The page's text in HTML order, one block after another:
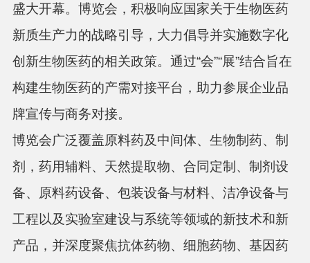
盛大开幕。博览会，积极响应国家关于生物医药
新质生产力的战略引导，大力倡导并实施数字化
创新生物医药的相关政策。通过“会”“展”结合旨在
构建生物医药的产需对接平台，助力参展企业品
牌宣传与商务对接。
博览会广泛覆盖原料药及中间体、生物制药、制
剂，药用辅料、天然提取物、合同定制、制剂设
备、原料药设备、包装设备与材料、洁净设备与
工程以及实验室建设与系统等领域的新技术和新
产品，并深度聚焦抗体药物、细胞药物、基因药